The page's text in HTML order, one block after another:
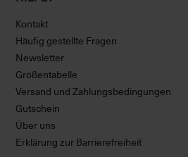
Kontakt
Häufig gestellte Fragen
Newsletter
Größentabelle
Versand und Zahlungsbedingungen
Gutschein
Über uns
Erklärung zur Barrierefreiheit